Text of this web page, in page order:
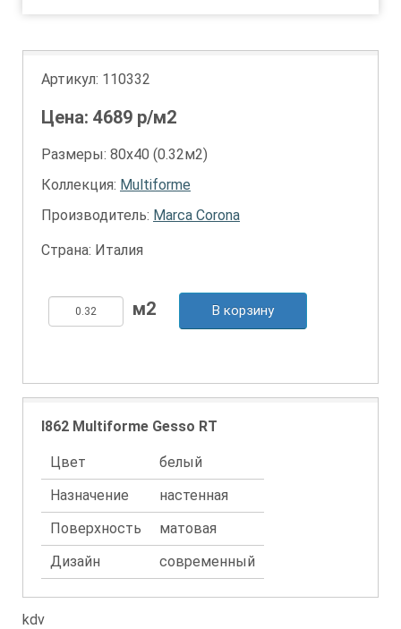
Артикул: 110332
Цена: 4689 р/м2
Размеры: 80х40 (0.32м2)
Коллекция: Multiforme
Производитель: Marca Corona
Страна: Италия
В корзину
I862 Multiforme Gesso RT
Цвет
белый
Назначение
настенная
Поверхность
матовая
Дизайн
современный
kdv